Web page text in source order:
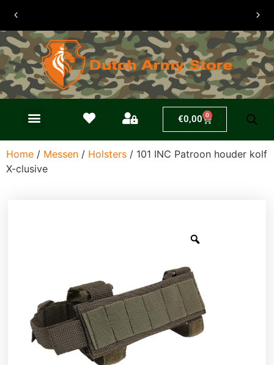
€0,00 0
Home / Messen / Holsters / 101 INC Patroon houder kolf
X-clusive